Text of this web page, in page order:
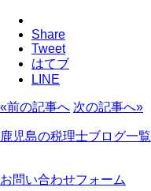
Share
Tweet
はてブ
LINE
«前の記事へ 次の記事へ»
鹿児島の税理士ブログ一覧
お問い合わせフォーム